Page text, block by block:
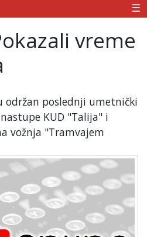
☰
vreme
održan poslednji umetnički
KUD "Talija" i
vožnja "Tramvajem